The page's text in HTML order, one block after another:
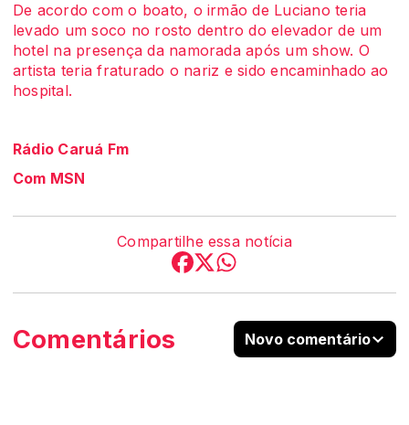
De acordo com o boato, o irmão de Luciano teria
levado um soco no rosto dentro do elevador de um
hotel na presença da namorada após um show. O
artista teria fraturado o nariz e sido encaminhado ao
hospital.
Rádio Caruá Fm
Com MSN
Compartilhe essa notícia
Comentários Novo comentário